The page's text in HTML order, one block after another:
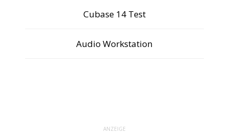
Cubase 14 Test
Audio Workstation
ANZEIGE